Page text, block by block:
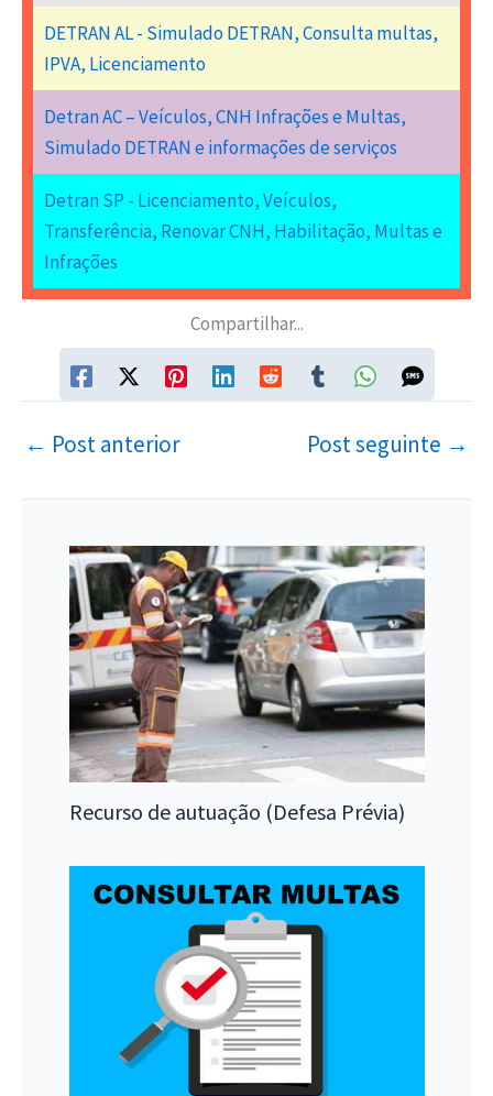
DETRAN AL - Simulado DETRAN, Consulta multas,
IPVA, Licenciamento
Detran AC – Veículos, CNH Infrações e Multas,
Simulado DETRAN e informações de serviços
Detran SP - Licenciamento, Veículos,
Transferência, Renovar CNH, Habilitação, Multas e
Infrações
Compartilhar...
← Post anterior Post seguinte →
Recurso de autuação (Defesa Prévia)